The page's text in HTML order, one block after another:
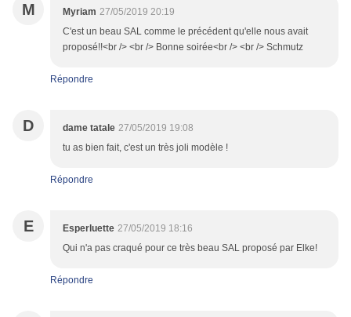
M Myriam 27/05/2019 20:19
C'est un beau SAL comme le précédent qu'elle nous avait
proposé!!<br /> <br /> Bonne soirée<br /> <br /> Schmutz
Répondre
D dame tatale 27/05/2019 19:08
tu as bien fait, c'est un très joli modèle !
Répondre
E Esperluette 27/05/2019 18:16
Qui n'a pas craqué pour ce très beau SAL proposé par Elke!
Répondre